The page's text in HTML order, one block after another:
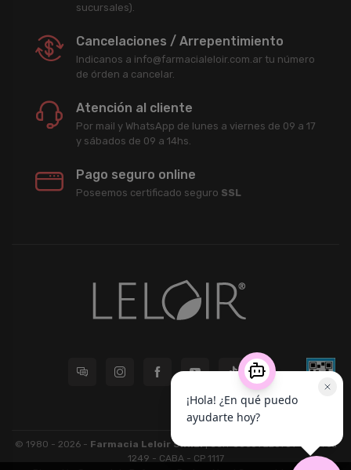
sucursales).
Cancelaciones / Arrepentimiento
Indicanos a info@farmacialeloir.com.ar tu número
de órden a cancelar.
Atención al cliente
Por mail y WhatsApp de lunes a viernes de 09 a 17
y sábados de 09 a 14hs.
Pago seguro online
Poseemos certificado seguro SSL
© 1980 - 2026 - Farmacia Leloir S.R.L.| CUIT 33609220789 - Larrea
1249 - CABA - CP 1117